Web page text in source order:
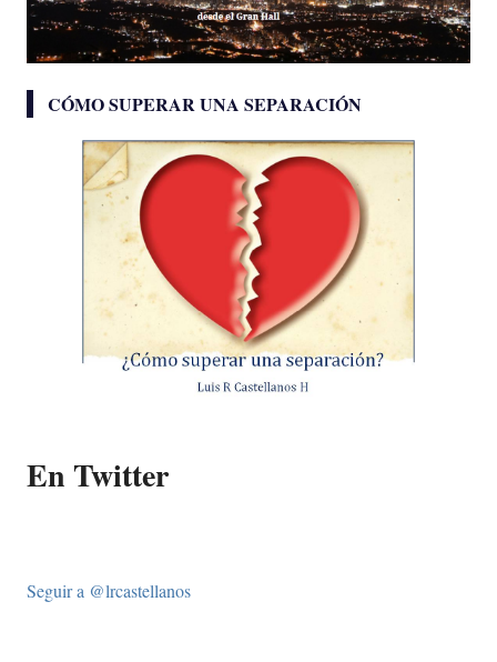
CÓMO SUPERAR UNA SEPARACIÓN
En Twitter
Seguir a @lrcastellanos